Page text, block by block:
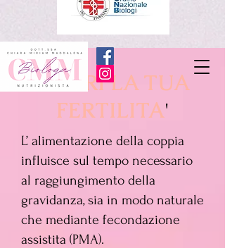
NUTRI LA TUA
FERTILITA'
L’ alimentazione della coppia
influisce sul tempo necessario
al raggiungimento della
gravidanza, sia in modo naturale
che mediante fecondazione
assistita (PMA).